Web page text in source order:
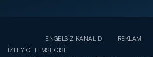
ENGELSİZ KANAL D REKLAM
İZLEYİCİ TEMSİLCİSİ